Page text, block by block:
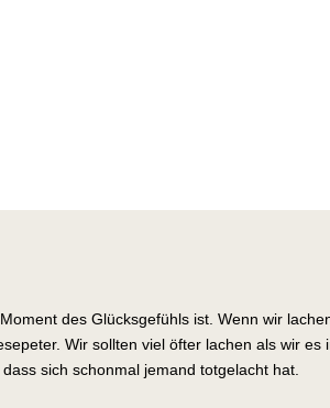
des Glücksgefühls ist. Wenn wir
Wir sollten viel öfter lachen als wir es
sich schonmal jemand totgelacht hat.